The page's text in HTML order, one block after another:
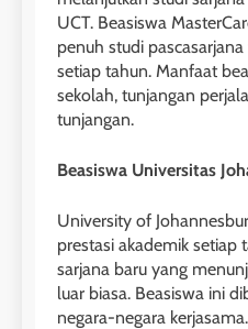
UCT. Beasiswa
penuh studi
setiap tahun. Manfaat
sekolah, tunjangan
tunjangan.
Beasiswa Universitas
University of
prestasi akademik setiap
sarjana baru yang
luar biasa. Beasiswa ini
negara-negara